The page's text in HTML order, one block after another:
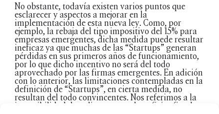
No obstante, todavía existen varios puntos que
esclarecer y aspectos a mejorar en la
implementación de esta nueva ley. Como, por
ejemplo, la rebaja del tipo impositivo del 15% para
empresas emergentes, dicha medida puede resultar
ineficaz ya que muchas de las “Startups” generan
pérdidas en sus primeros años de funcionamiento,
por lo que dicho incentivo no será del todo
aprovechado por las firmas emergentes. En adición
con lo anterior, las limitaciones contempladas en la
definición de “Startups”, en cierta medida, no
resultan del todo convincentes. Nos referimos a la
imposibilidad de aplicarse estos beneficios fiscales,